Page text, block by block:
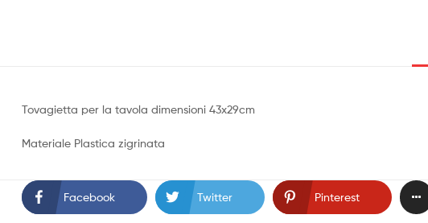
Tovagietta per la tavola dimensioni 43x29cm
Materiale Plastica zigrinata
Facebook Twitter Pinterest